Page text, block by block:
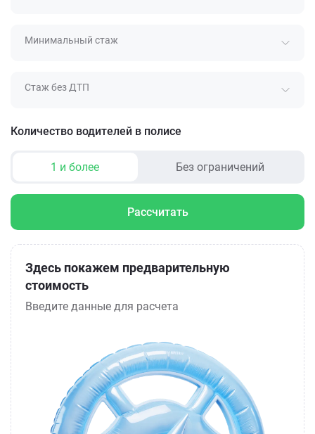
Минимальный стаж
Стаж без ДТП
Количество водителей в полисе
1 и более Без ограничений
Рассчитать
Здесь покажем предварительную
стоимость
Введите данные для расчета